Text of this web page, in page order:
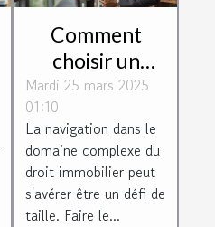
Comment
choisir un
avocat
spécialisé en
droit
immobilier
Mardi 25 mars 2025
01:10
La navigation dans le
domaine complexe du
droit immobilier peut
s'avérer être un défi de
taille. Faire le...